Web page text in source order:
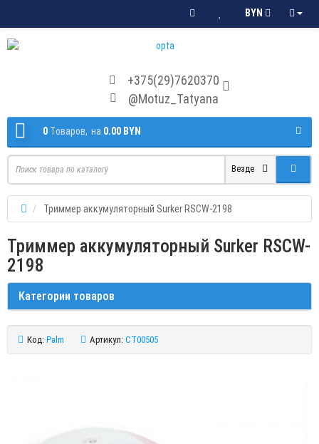
BYN
+375(29)7620370
@Motuz_Tatyana
0 Tоваров, на 0.00 BYN
Везде
Триммер аккумуляторный Surker RSCW-2198
Триммер аккумуляторный Surker RSCW-
2198
Категории товаров
Код: Palm Артикул: CT00505